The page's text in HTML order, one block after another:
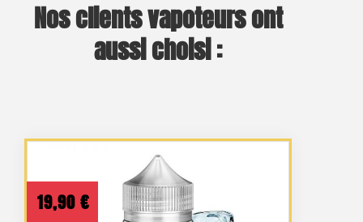
Nos clients vapoteurs ont
aussi choisi :
19,90 €